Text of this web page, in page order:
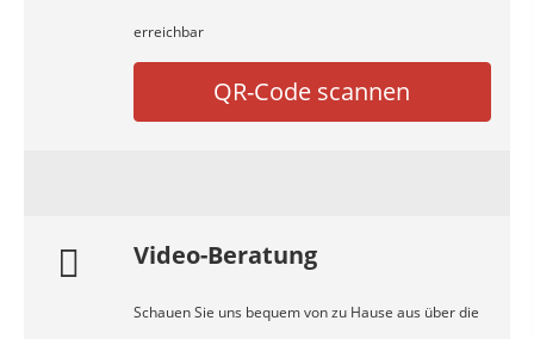
erreichbar
QR-Code scannen
Video-Beratung
Schauen Sie uns bequem von zu Hause aus über die